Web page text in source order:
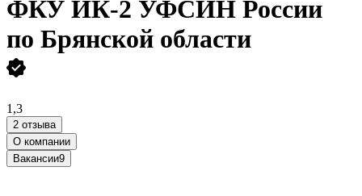
ФКУ ИК-2 УФСИН России
по Брянской области
1,3
2 отзыва
О компании
Вакансии9